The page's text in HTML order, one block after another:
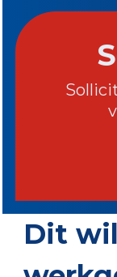
Dit